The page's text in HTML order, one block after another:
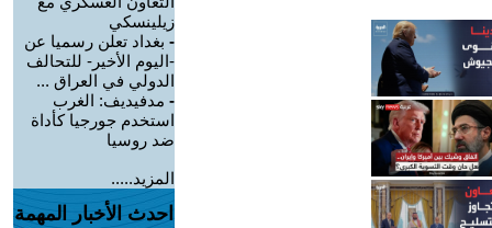
زيلينسكي
- بغداد تعلن رسميا عن
-اليوم الأخير- للتحالف
الدولي في العراق ...
- مدفيديف: الغرب
استخدم جورجيا كأداة
ضد روسيا
المزيد.....
احدث الأخبار المهمة